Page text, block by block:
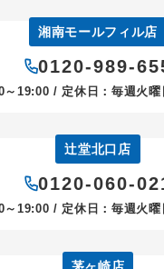
湘南モールフィル店
0120-989-
～19:00 / 定休日：毎週火曜
辻堂北口店
0120-060-
～19:00 / 定休日：毎週火曜